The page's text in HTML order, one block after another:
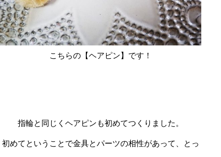
こちらの【ヘアピン】です！
指輪と同じくヘアピンも初めてつくりました。
初めてということで金具とパーツの相性があって、とっ